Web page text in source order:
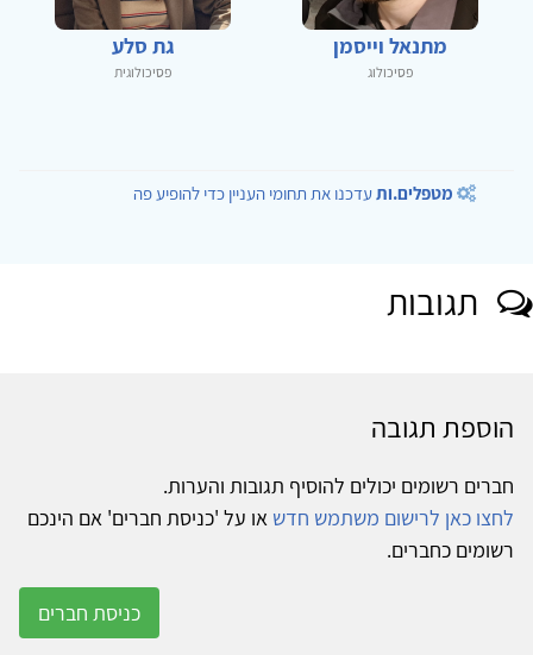
מתנאל וייסמן
פסיכולוג
גת סלע
פסיכולוגית
מטפלים.ותעדכנו את תחומי העניין כדי להופיע פה
תגובות
הוספת תגובה
חברים רשומים יכולים להוסיף תגובות והערות.
לחצו כאן לרישום משתמש חדש או על 'כניסת חברים' אם הינכם
רשומים כחברים.
כניסת חברים